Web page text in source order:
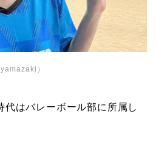
）
代はバレーボール部に所属し